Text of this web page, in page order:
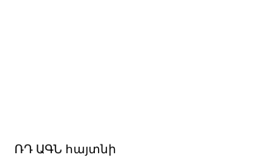
ՌԴ ԱԳՆ հայտնի